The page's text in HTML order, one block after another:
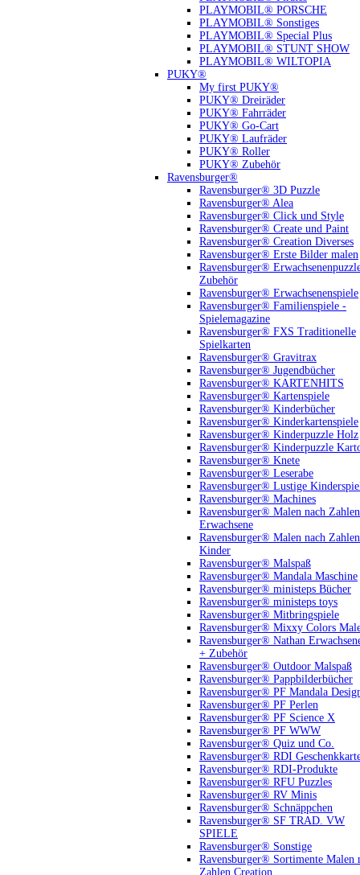
PLAYMOBIL® PORSCHE
PLAYMOBIL® Sonstiges
PLAYMOBIL® Special Plus
PLAYMOBIL® STUNT SHOW
PLAYMOBIL® WILTOPIA
PUKY®
My first PUKY®
PUKY® Dreiräder
PUKY® Fahrräder
PUKY® Go-Cart
PUKY® Laufräder
PUKY® Roller
PUKY® Zubehör
Ravensburger®
Ravensburger® 3D Puzzle
Ravensburger® Alea
Ravensburger® Click und Style
Ravensburger® Create und Paint
Ravensburger® Creation Diverses
Ravensburger® Erste Bilder malen
Ravensburger®
Zubehör
Ravensburger® Erwachsenenspiele
Ravensburger® Familienspiele -
Spielemagazine
Ravensburger® FXS Traditionelle
Spielkarten
Ravensburger® Gravitrax
Ravensburger® Jugendbücher
Ravensburger® KARTENHITS
Ravensburger® Kartenspiele
Ravensburger® Kinderbücher
Ravensburger® Kinderkartenspiele
Ravensburger® Kinderpuzzle Holz
Ravensburger® Kinderpuzzle
Ravensburger® Knete
Ravensburger® Leserabe
Ravensburger® Lustige
Ravensburger® Machines
Ravensburger® Malen nach Zahlen
Erwachsene
Ravensburger® Malen nach Zahlen
Kinder
Ravensburger® Malspaß
Ravensburger® Mandala Maschine
Ravensburger® ministeps Bücher
Ravensburger® ministeps toys
Ravensburger® Mitbringspiele
Ravensburger® Mixxy Colors
Ravensburger® Nathan
+ Zubehör
Ravensburger® Outdoor Malspaß
Ravensburger® Pappbilderbücher
Ravensburger® PF Mandala
Ravensburger® PF Perlen
Ravensburger® PF Science X
Ravensburger® PF WWW
Ravensburger® Quiz und Co.
Ravensburger® RDI
Ravensburger® RDI-Produkte
Ravensburger® RFU Puzzles
Ravensburger® RV Minis
Ravensburger® Schnäppchen
Ravensburger® SF TRAD. VW
SPIELE
Ravensburger® Sonstige
Ravensburger® Sortimente Malen
Zahlen Creation